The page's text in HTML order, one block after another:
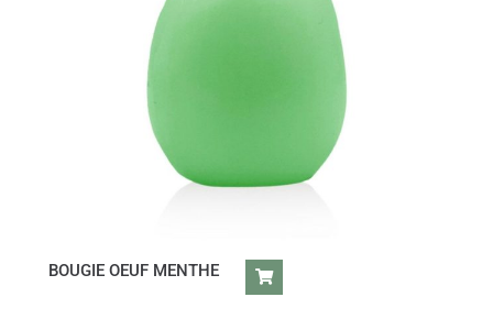
BOUGIE OEUF MENTHE